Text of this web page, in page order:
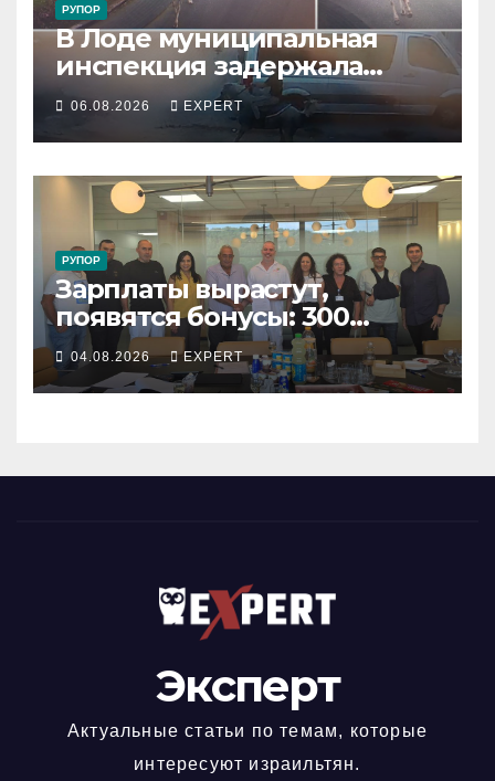
РУПОР
В Лоде муниципальная
инспекция задержала
подростка, устроившего
опасную скачку на лошади
по улицам города
06.08.2026 EXPERT
РУПОР
Зарплаты вырастут,
появятся бонусы: 300
сотрудников «Штраус»
получили новый
коллективный договор
04.08.2026 EXPERT
Эксперт
Актуальные статьи по темам, которые
интересуют израильтян.